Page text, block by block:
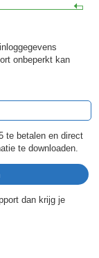
onbeperkt kan
te betalen en direct
te downloaden.
dan krijg je